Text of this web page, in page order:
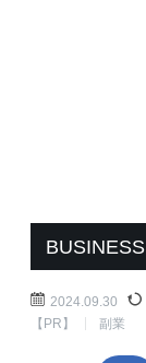
BUSINESS
2024.09.30
【PR】
副業